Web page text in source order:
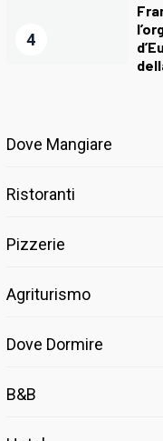
4
Dove Mangiare
Ristoranti
Pizzerie
Agriturismo
Dove Dormire
B&B